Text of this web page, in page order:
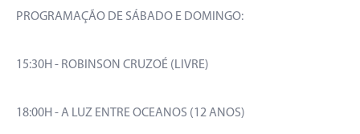
PROGRAMAÇÃO DE SÁBADO E DOMINGO:
15:30H - ROBINSON CRUZOÉ (LIVRE)
18:00H - A LUZ ENTRE OCEANOS (12 ANOS)